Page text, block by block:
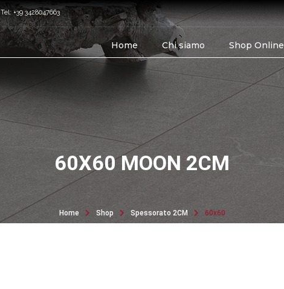
Tel: +39 3428047663
Home Chi siamo Shop Online
60X60 MOON 2CM
Home Shop Spessorato 2CM 60x60